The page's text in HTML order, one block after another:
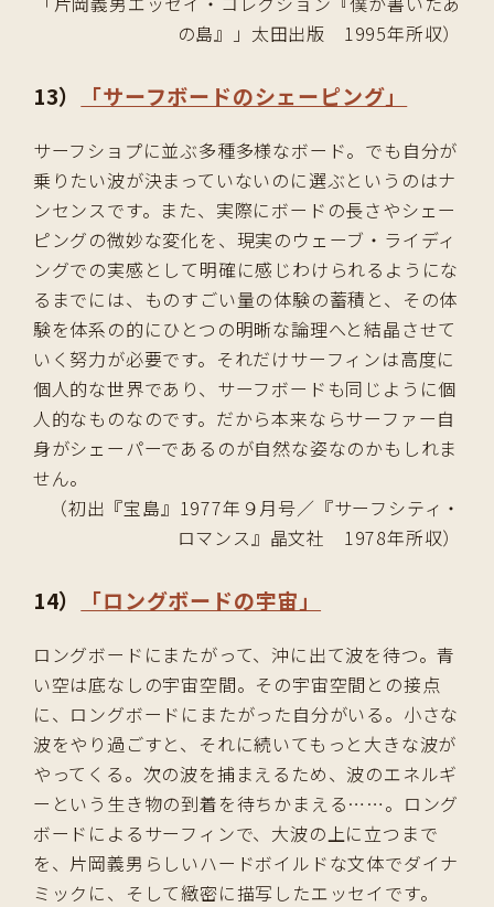
の島』」太田出版 1995年所収）
13） 「サーフボードのシェーピング」
サーフショプに並ぶ多種多様なボード。でも自分が
乗りたい波が決まっていないのに選ぶというのはナ
ンセンスです。また、実際にボードの長さやシェー
ピングの微妙な変化を、現実のウェーブ・ライディ
ングでの実感として明確に感じわけられるようにな
るまでには、ものすごい量の体験の蓄積と、その体
験を体系の的にひとつの明晰な論理へと結晶させて
いく努力が必要です。それだけサーフィンは高度に
個人的な世界であり、サーフボードも同じように個
人的なものなのです。だから本来ならサーファー自
身がシェーパーであるのが自然な姿なのかもしれま
せん。
（初出『宝島』1977年９月号／『サーフシティ・
ロマンス』晶文社 1978年所収）
14） 「ロングボードの宇宙」
ロングボードにまたがって、沖に出て波を待つ。青
い空は底なしの宇宙空間。その宇宙空間との接点
に、ロングボードにまたがった自分がいる。小さな
波をやり過ごすと、それに続いてもっと大きな波が
やってくる。次の波を捕まえるため、波のエネルギ
ーという生き物の到着を待ちかまえる……。ロング
ボードによるサーフィンで、大波の上に立つまで
を、片岡義男らしいハードボイルドな文体でダイナ
ミックに、そして緻密に描写したエッセイです。